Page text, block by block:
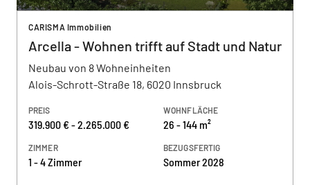
CARISMA Immobilien
Arcella - Wohnen trifft auf Stadt und Natur
Neubau von 8 Wohneinheiten
Alois-Schrott-Straße 18, 6020 Innsbruck
PREIS
319.900 € - 2.265.000 €
WOHNFLÄCHE
26 - 144 m²
ZIMMER
1 - 4 Zimmer
BEZUGSFERTIG
Sommer 2028